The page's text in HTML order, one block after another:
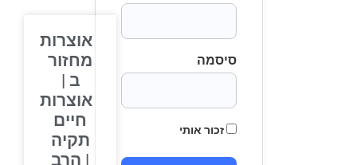
סיסמה
זכור אותי
אוצרות
מחזור
ב |
אוצרות
חיים
תקיה
| הרב